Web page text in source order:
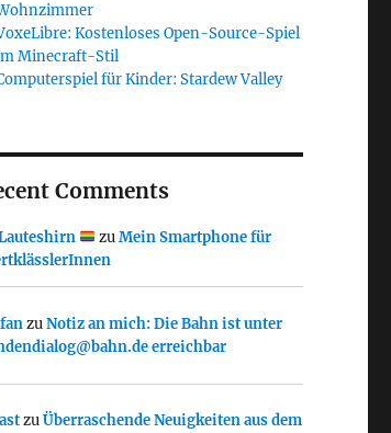
Kostenloses Open-Source-Spiel
Minecraft-Stil
für Kinder: Stardew Valley
Comments
zuMein Smartphone für
zuNotiz an mich: Die Bahn ist unter
erreichbar
zuÜberraschende Neuigkeiten aus dem